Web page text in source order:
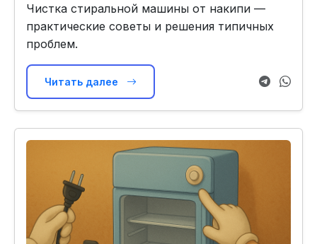
Чистка стиральной машины от накипи —
практические советы и решения типичных
проблем.
Читать далее